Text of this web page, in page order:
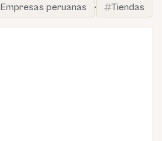
Empresas peruanas · Tiendas